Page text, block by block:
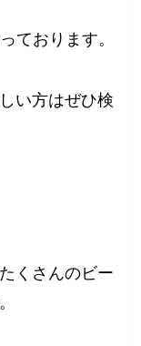
ております。
い方はぜひ検
くさんのビー